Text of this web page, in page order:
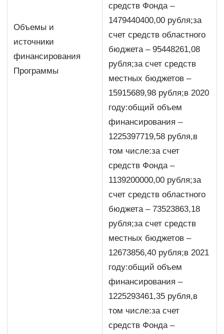
Объемы и
источники
финансирования
Программы
средств Фонда –
1479440400,00 рубля;за
счет средств областного
бюджета – 95448261,08
рубля;за счет средств
местных бюджетов –
15915689,98 рубля;в 2020
году:общий объем
финансирования –
1225397719,58 рубля,в
том числе:за счет
средств Фонда –
1139200000,00 рубля;за
счет средств областного
бюджета – 73523863,18
рубля;за счет средств
местных бюджетов –
12673856,40 рубля;в 2021
году:общий объем
финансирования –
1225293461,35 рубля,в
том числе:за счет
средств Фонда –